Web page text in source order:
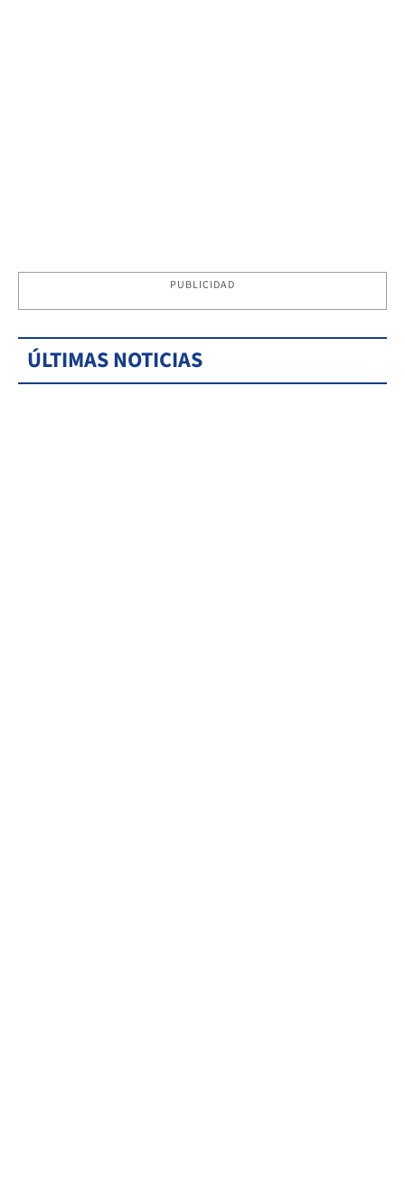
PUBLICIDAD
ÚLTIMAS NOTICIAS